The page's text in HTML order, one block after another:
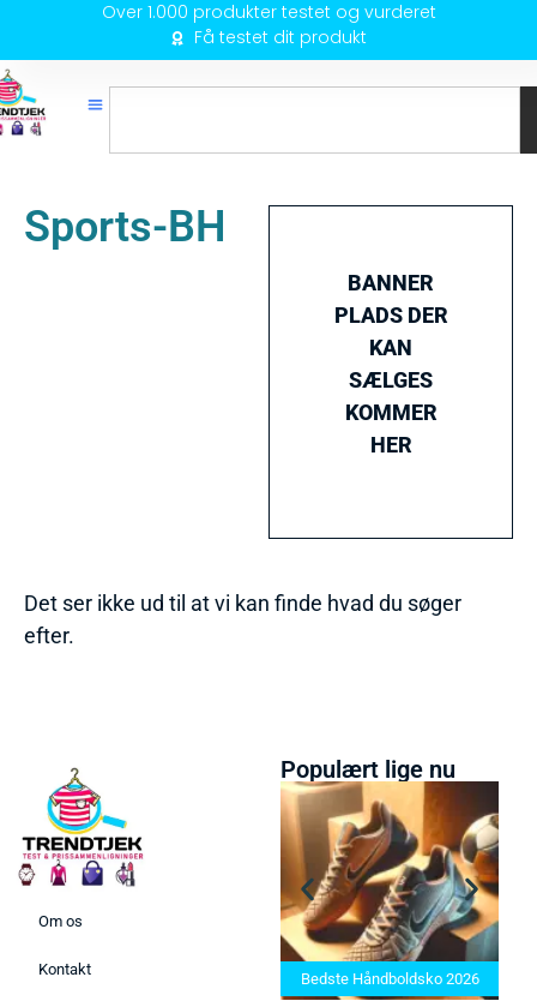
Over 1.000 produkter testet og vurderet
Få testet dit produkt
Sports-BH
BANNER
PLADS DER
KAN
SÆLGES
KOMMER
HER
Det ser ikke ud til at vi kan finde hvad du søger
efter.
Om os
Kontakt
Populært lige nu
Bedste Saunatæppe 2025 –
Find de bedste produkter her!
Bedste Håndboldsko 2026